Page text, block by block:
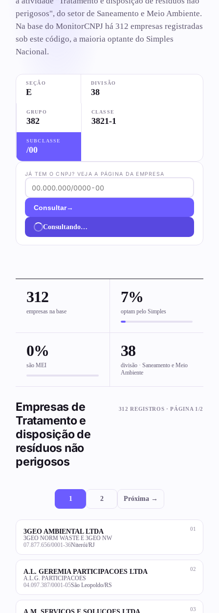
perigosos", do setor de Saneamento e Meio Ambiente.
Na base do MonitorCNPJ há 312 empresas registradas
sob este código, a maioria optante do Simples
Nacional.
SEÇÃO
E
DIVISÃO
38
GRUPO
382
CLASSE
3821-1
SUBCLASSE
/00
JÁ TEM O CNPJ? VEJA A PÁGINA DA EMPRESA
Consultar→
Consultando…
312
empresas na base
7%
optam pelo Simples
0%
são MEI
38
divisão · Saneamento e Meio
Ambiente
Empresas de
Tratamento e
disposição de
resíduos não
perigosos
312 REGISTROS · PÁGINA 1/2
1 2 Próxima →
01
3GEO AMBIENTAL LTDA
3GEO NORM WASTE E 3GEO NW
07.877.656/0001-36Niterói/RJ
02
A.L. GEREMIA PARTICIPACOES LTDA
A.L.G. PARTICIPACOES
04.097.387/0001-05São Leopoldo/RS
03
A.M. SERVICOS E SOLUCOES LTDA